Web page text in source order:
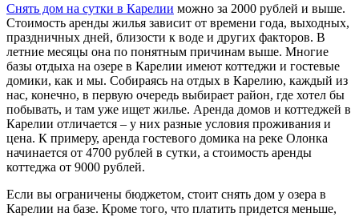
Снять дом на сутки в Карелии можно за 2000 рублей и выше.
Стоимость аренды жилья зависит от времени года, выходных,
праздничных дней, близости к воде и других факторов. В
летние месяцы она по понятным причинам выше. Многие
базы отдыха на озере в Карелии имеют коттеджи и гостевые
домики, как и мы. Собираясь на отдых в Карелию, каждый из
нас, конечно, в первую очередь выбирает район, где хотел бы
побывать, и там уже ищет жилье. Аренда домов и коттеджей в
Карелии отличается – у них разные условия проживания и
цена. К примеру, аренда гостевого домика на реке Олонка
начинается от 4700 рублей в сутки, а стоимость аренды
коттеджа от 9000 рублей.
Если вы ограничены бюджетом, стоит снять дом у озера в
Карелии на базе. Кроме того, что платить придется меньше,